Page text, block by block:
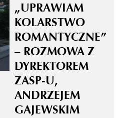
„UPRAWIAM
KOLARSTWO
ROMANTYCZNE”
– ROZMOWA Z
DYREKTOREM
ZASP-U,
ANDRZEJEM
GAJEWSKIM